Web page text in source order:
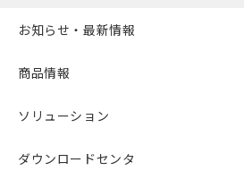
お知らせ・最新情報
商品情報
ソリューション
ダウンロードセンタ